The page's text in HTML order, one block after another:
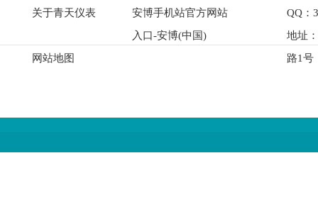
关于青天仪表
安博手机站官方网站
入口-安博(中国)
网站地图
QQ：
地址
路1号